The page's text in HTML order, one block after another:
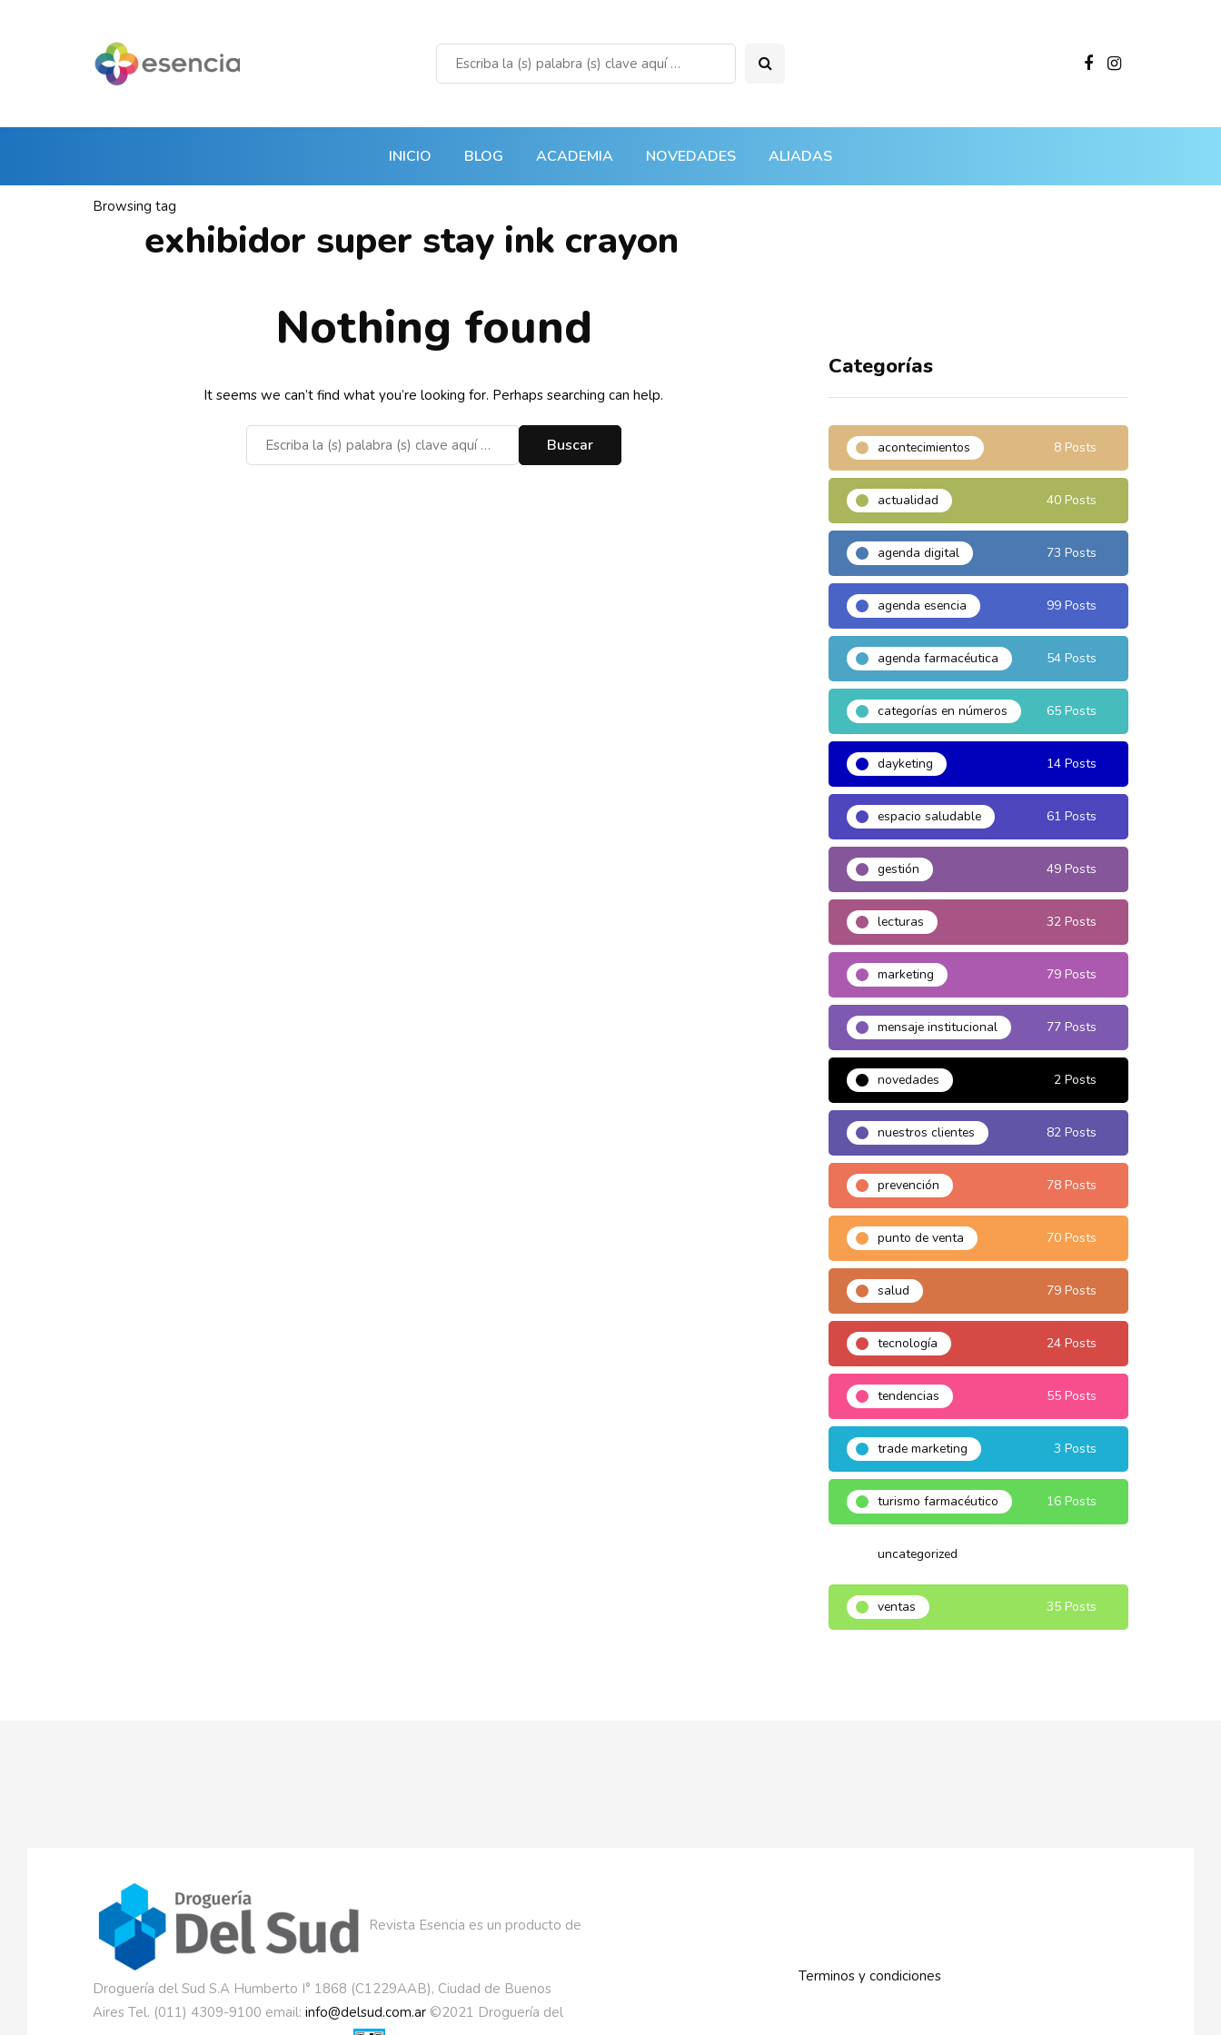
INICIO BLOG ACADEMIA NOVEDADES ALIADAS
Browsing tag
exhibidor super stay ink crayon
Nothing found
It seems we can’t find what you’re looking for. Perhaps searching can help.
Categorías
acontecimientos 8 Posts
actualidad 40 Posts
agenda digital 73 Posts
agenda esencia 99 Posts
agenda farmacéutica 54 Posts
categorías en números 65 Posts
dayketing 14 Posts
espacio saludable 61 Posts
gestión 49 Posts
lecturas 32 Posts
marketing 79 Posts
mensaje institucional 77 Posts
novedades 2 Posts
nuestros clientes 82 Posts
prevención 78 Posts
punto de venta 70 Posts
salud 79 Posts
tecnología 24 Posts
tendencias 55 Posts
trade marketing 3 Posts
turismo farmacéutico 16 Posts
uncategorized
ventas 35 Posts
Revista Esencia es un producto de
Droguería del Sud S.A Humberto I° 1868 (C1229AAB), Ciudad de Buenos
Aires Tel. (011) 4309-9100 email: info@delsud.com.ar ©2021 Droguería del
Terminos y condiciones